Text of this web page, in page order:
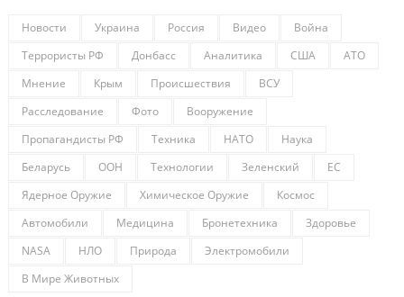
Новости Украина Россия Видео
Война
Террористы РФ
Донбасс Аналитика США
АТО
Мнение
Крым Происшествия
ВСУ
Расследование
Фото
Вооружение
Пропагандисты РФ
Техника НАТО
Наука
Беларусь
ООН Технологии Зеленский
ЕС
Ядерное Оружие
Химическое Оружие
Космос
Автомобили
Медицина Бронетехника
Здоровье
NASA
НЛО Природа
Электромобили
В Мире Животных